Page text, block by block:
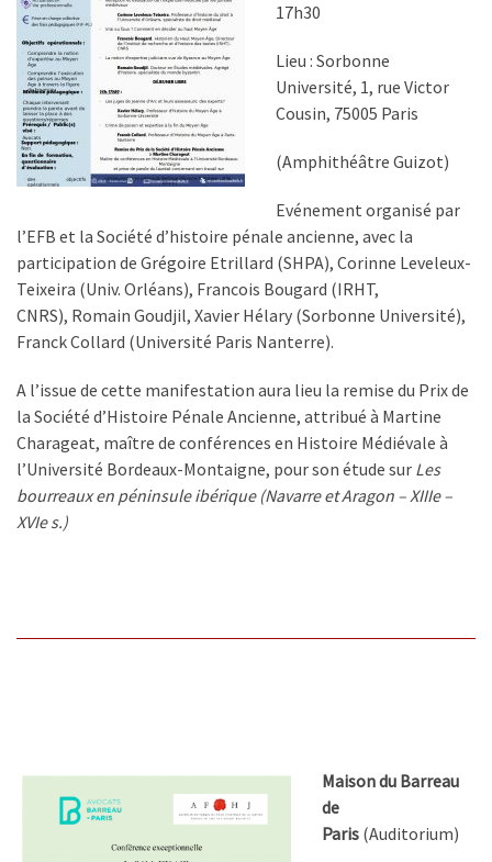
17h30
Lieu : Sorbonne
Université, 1, rue Victor
Cousin, 75005 Paris
(Amphithéâtre Guizot)
Evénement organisé par
l’EFB et la Société d’histoire pénale ancienne, avec la
participation de Grégoire Etrillard (SHPA), Corinne Leveleux-
Teixeira (Univ. Orléans), Francois Bougard (IRHT,
CNRS), Romain Goudjil, Xavier Hélary (Sorbonne Université),
Franck Collard (Université Paris Nanterre).
A l’issue de cette manifestation aura lieu la remise du Prix de
la Société d’Histoire Pénale Ancienne, attribué à Martine
Charageat, maître de conférences en Histoire Médiévale à
l’Université Bordeaux-Montaigne, pour son étude sur Les
bourreaux en péninsule ibérique (Navarre et Aragon – XIIIe –
XVIe s.)
Maison du Barreau
de
Paris(Auditorium)